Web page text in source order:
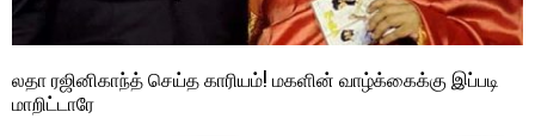
லதா ரஜினிகாந்த் செய்த காரியம்! மகளின் வாழ்க்கைக்கு இப்படி
மாறிட்டாரே